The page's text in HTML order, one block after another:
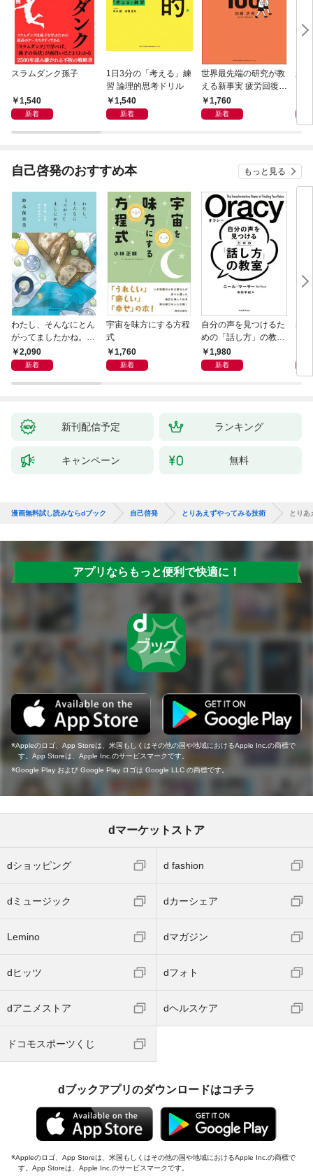
スラムダンク孫子
1,540
新着
1日3分の「考える」練
習 論理的思考ドリル
1,540
新着
世界最先端の研究が教
える新事実 疲労回復学
BEST100
1,760
新着
新
自己啓発のおすすめ本 もっと見る
わたし、そんなにとん
がってましたかね。
獅子座、Ａ型、丙午は
めぐる
2,090
新着
宇宙を味方にする方程
式
1,760
新着
自分の声を見つけるた
めの「話し方」の教
室 Ｏｒａｃｙ（オラ
シー）
1,980
新着
基
新刊配信予定 ランキング
キャンペーン 無料
漫画無料試し読みならdブック 自己啓発 とりあえずやってみる技術 とりあ
アプリならもっと便利で快適に！
Appleのロゴ、App Storeは、米国もしくはその他の国や地域におけるApple Inc.の商標で
す。App Storeは、Apple Inc.のサービスマークです。
Google Play および Google Play ロゴは Google LLC の商標です。
dマーケットストア
dショッピング d fashion
dミュージック dカーシェア
Lemino dマガジン
dヒッツ dフォト
dアニメストア dヘルスケア
ドコモスポーツくじ
dブックアプリのダウンロードはコチラ
Appleのロゴ、App Storeは、米国もしくはその他の国や地域におけるApple Inc.の商標で
す。App Storeは、Apple Inc.のサービスマークです。